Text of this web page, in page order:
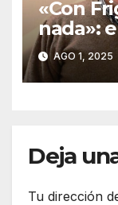
«Con
nada»:
Goldín
político»
AGO 1, 2025
Deja
Tu dirección